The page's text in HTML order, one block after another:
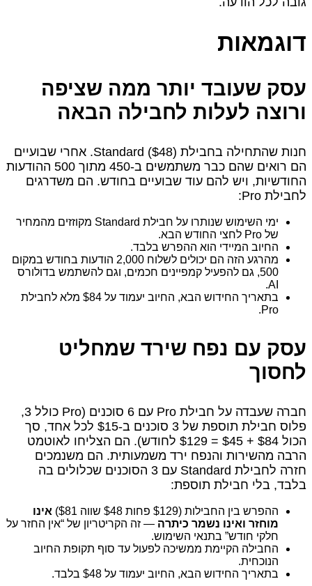
דוגמאות
עסק שעובד יותר ממה שציפה
ורוצה לעלות לחבילה הבאה
חנות שהתחילה בחבילת Standard ($48). אחרי שבועיים
הם רואים שהם כבר משתמשים ב‑450 מתוך 500 ההודעות
החודשיות, ויש להם עוד שבועיים בחודש. הם משדרגים
לחבילת Pro:
ימי השימוש שנותרו על חבילת Standard מקוזזים מהמחיר
של Pro לחצי החודש הבא.
החיוב המיידי הוא ההפרש בלבד.
מהרגע הזה הם יכולים לשלוח 2,000 הודעות בחודש במקום
500, גם להפעיל קמפיינים חכמים, וגם להשתמש בדולורס
AI.
בתאריך החידוש הבא, החיוב יעמוד על $84 מלא לחבילת
Pro.
עסק עם נפח שירד שמחליט
לחסוך
חברה שעבדה על חבילת Pro עם 6 סוכנים (Pro כולל 3,
פלוס חבילת תוספת של 3 סוכנים ב‑$15 לכל אחד, סך
הכול $84 + $45 = $129 לחודש). הם הצליחו לאוטמט
הרבה מהשירות והנפח ירד משמעותית. הם משנמכים
חזרה לחבילת Standard עם 3 הסוכנים שכלולים בה
בלבד, בלי חבילת תוספת:
ההפרש בין החבילות ($129 פחות $48 שווה $81)
אינו
מוחזר ואינו נשמר כיתרה — זה הקריטריון של “אין החזר על
חלקי חודש” בתנאי השימוש.
החבילה הקיימת ממשיכה לפעול עד סוף תקופת החיוב
הנוכחית.
בתאריך החידוש הבא, החיוב יעמוד על $48 בלבד.